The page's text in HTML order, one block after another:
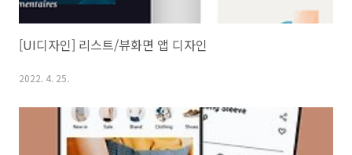
[UI디자인] 리스트/뷰화면 앱 디자인
2022. 4. 25.